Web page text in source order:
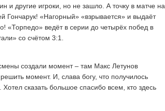
другие игроки, но не зашло. А точку в матче на
Гончарук! «Нагорный» «взрывается» и выдаёт
ведёт в серии до четырёх побед в
со счётом 3:1.
создали момент – там Макс Летунов
момент. И, слава богу, что получилось
сказать большое спасибо всем, кто здесь